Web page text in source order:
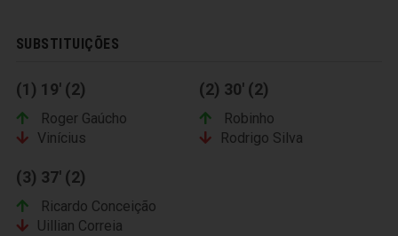
SUBSTITUIÇÕES
(1) 19' (2)
Roger Gaúcho
Vinícius
(2) 30' (2)
Robinho
Rodrigo Silva
(3) 37' (2)
Ricardo Conceição
Uillian Correia